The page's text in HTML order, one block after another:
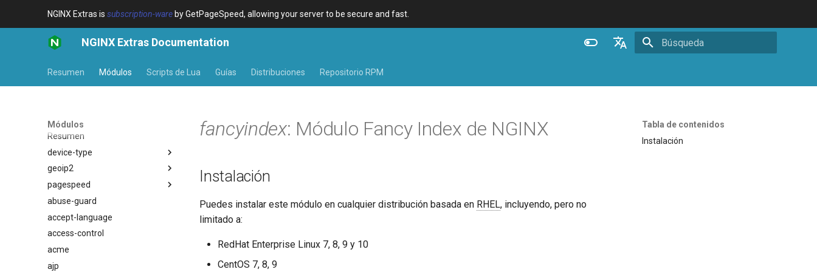
NGINX Extras is subscription-ware by GetPageSpeed, allowing your server to be secure and fast.
NGINX Extras Documentation
中文
Resumen Módulos Scripts de Lua Guías Distribuciones Repositorio RPM
Módulos
Resumen
device-type
Resumen
Variables
$bot_category
$bot_name
$bot_producer
$browser_engine
Examples
Troubleshooting
Related
geoip2
Resumen
Directives
auto_reload
geoip2
geoip2_proxy
Examples
Troubleshooting
Related
pagespeed
Resumen
abuse-guard
accept-language
access-control
acme
ajp
Tabla de contenidos
Instalación
fancyindex: Módulo Fancy Index de NGINX
Instalación
Puedes instalar este módulo en cualquier distribución basada en RHEL, incluyendo, pero no
limitado a:
RedHat Enterprise Linux 7, 8, 9 y 10
CentOS 7, 8, 9